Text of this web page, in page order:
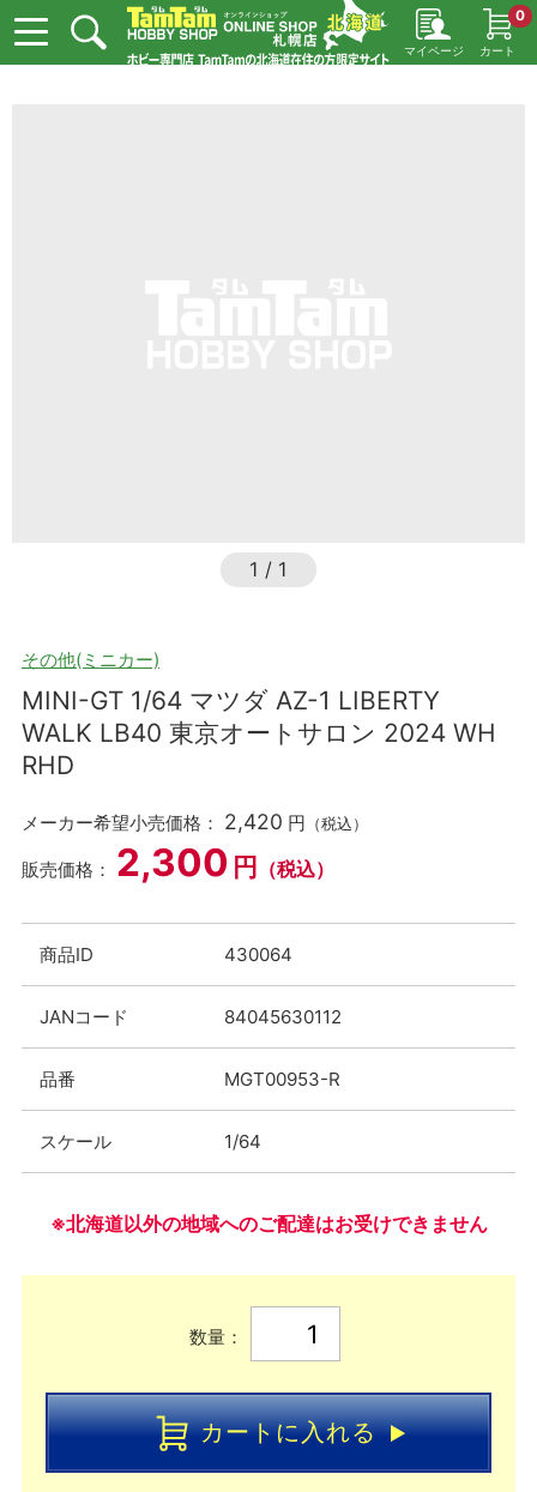
マイページ カート
0
1 / 1
その他(ミニカー)
MINI-GT 1/64 マツダ AZ-1 LIBERTY
WALK LB40 東京オートサロン 2024 WH
RHD
メーカー希望小売価格： 2,420 円 （税込）
販売価格： 2,300 円 （税込）
商品ID 430064
JANコード 84045630112
品番 MGT00953-R
スケール 1/64
※北海道以外の地域へのご配達はお受けできません
数量：
カートに入れる